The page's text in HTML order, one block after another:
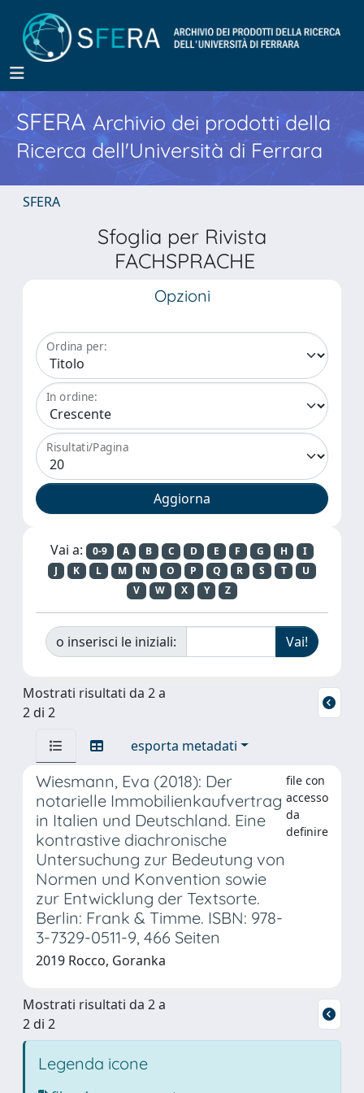
SFERA Archivio dei prodotti della
Ricerca dell'Università di Ferrara
SFERA
Sfoglia per Rivista
FACHSPRACHE
Opzioni
Ordina per:
In ordine:
Risultati/Pagina
Vai a: 0-9 A B C D E F G H
I
J
K L M N O P Q R S T
U
V
W X Y Z
o inserisci le iniziali:
Mostrati risultati da 2 a
2 di 2
esporta metadati
Wiesmann, Eva (2018): Der
notarielle Immobilienkaufvertrag
in Italien und Deutschland. Eine
kontrastive diachronische
Untersuchung zur Bedeutung von
Normen und Konvention sowie
zur Entwicklung der Textsorte.
Berlin: Frank & Timme. ISBN: 978-
3-7329-0511-9, 466 Seiten
file con
accesso
da
definire
2019 Rocco, Goranka
Mostrati risultati da 2 a
2 di 2
Legenda icone